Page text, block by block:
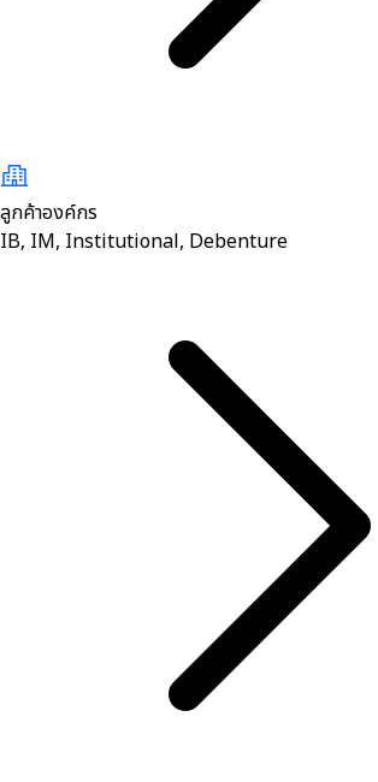
ลูกค้าองค์กร
IB, IM, Institutional, Debenture